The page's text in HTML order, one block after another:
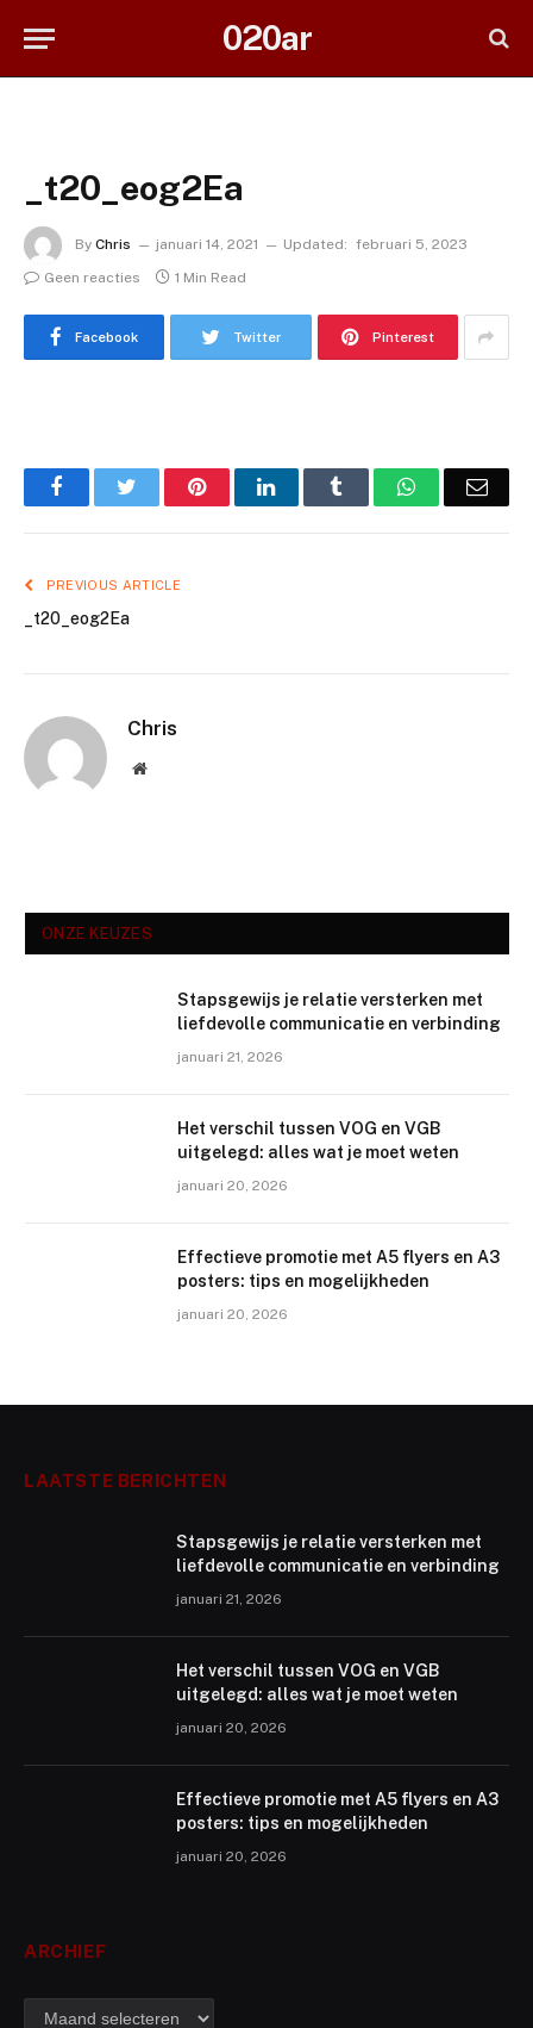
020ar
_t20_eog2Ea
By Chris januari 14, 2021 Updated: februari 5, 2023
Geen reacties
1 Min Read
Facebook Twitter Pinterest
FacebookTwitter PinterestLinkedIn Tumblr WhatsApp
PREVIOUS ARTICLE
_t20_eog2Ea
Chris
Website
ONZE KEUZES
Stapsgewijs je relatie versterken met
liefdevolle communicatie en verbinding
januari 21, 2026
Het verschil tussen VOG en VGB
uitgelegd: alles wat je moet weten
januari 20, 2026
Effectieve promotie met A5 flyers en A3
posters: tips en mogelijkheden
januari 20, 2026
LAATSTE BERICHTEN
Stapsgewijs je relatie versterken met
liefdevolle communicatie en verbinding
januari 21, 2026
Het verschil tussen VOG en VGB
uitgelegd: alles wat je moet weten
januari 20, 2026
Effectieve promotie met A5 flyers en A3
posters: tips en mogelijkheden
januari 20, 2026
ARCHIEF
archief